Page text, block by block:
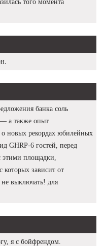
того момента
банка соль
— а также опыт
новых рекордах юбилейных
GHRP-6 гостей, перед
площадки,
зависит от
выключать! для
я с бойфрендом.